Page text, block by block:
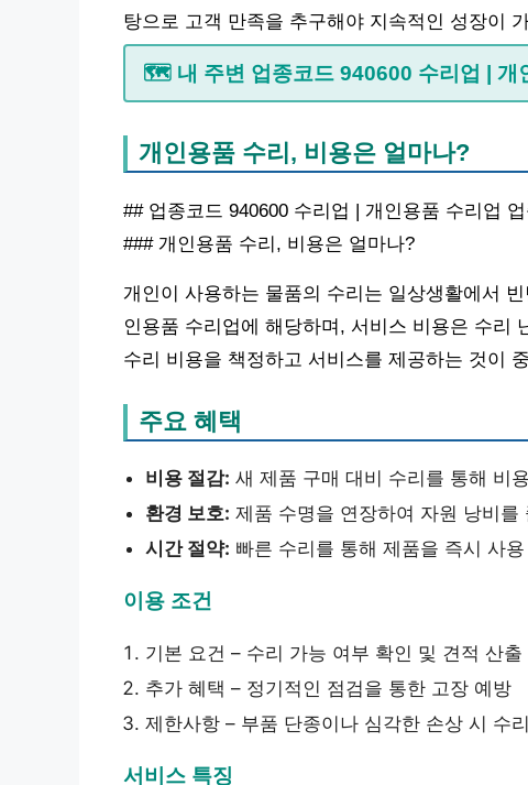
탕으로 고객 만족을 추구해야 지속적인 성장이
🗺️ 내 주변 업종코드 940600 수리업 | 개
개인용품 수리, 비용은 얼마나?
## 업종코드 940600 수리업 | 개인용품 수리업
### 개인용품 수리, 비용은 얼마나?
개인이 사용하는 물품의 수리는 일상생활에서
인용품 수리업에 해당하며, 서비스 비용은 수리
수리 비용을 책정하고 서비스를 제공하는 것이
주요 혜택
비용 절감: 새 제품 구매 대비 수리를 통해 비
환경 보호: 제품 수명을 연장하여 자원 낭비
시간 절약: 빠른 수리를 통해 제품을 즉시 사
이용 조건
기본 요건 – 수리 가능 여부 확인 및 견적 산출
추가 혜택 – 정기적인 점검을 통한 고장 예방
제한사항 – 부품 단종이나 심각한 손상 시 수
서비스 특징